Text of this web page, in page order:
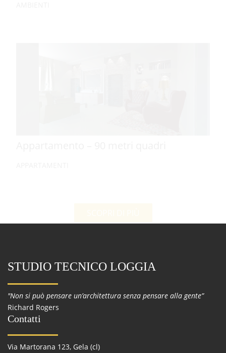
STUDIO TECNICO LOGGIA
"Non si può pensare un’architettura senza pensare alla gente”
Richard Rogers
Contatti
Via Martorana 123, Gela (cl)